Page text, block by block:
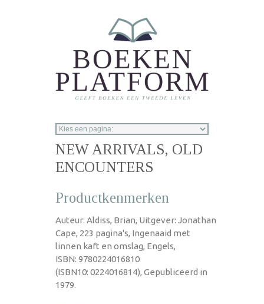
NEW ARRIVALS, OLD
ENCOUNTERS
Productkenmerken
Auteur: Aldiss, Brian, Uitgever: Jonathan
Cape, 223 pagina's, Ingenaaid met
linnen kaft en omslag, Engels,
ISBN: 9780224016810
(ISBN10: 0224016814), Gepubliceerd in
1979.